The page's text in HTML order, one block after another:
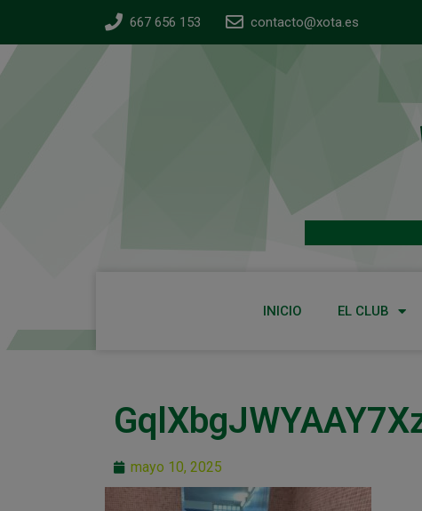
667 656 153 contacto@xota.es
INICIO EL CLUB
mayo 10, 2025